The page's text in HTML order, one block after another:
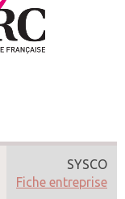
SYSCO
Fiche entreprise